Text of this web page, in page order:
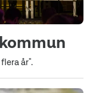
år".